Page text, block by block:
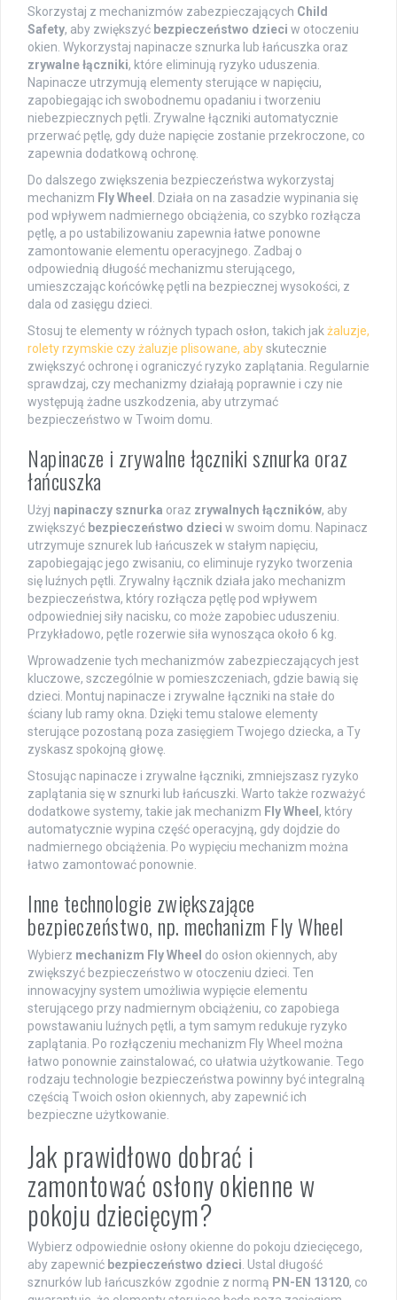
Skorzystaj z mechanizmów zabezpieczających Child
Safety, aby zwiększyć bezpieczeństwo dzieci w otoczeniu
okien. Wykorzystaj napinacze sznurka lub łańcuszka oraz
zrywalne łączniki, które eliminują ryzyko uduszenia.
Napinacze utrzymują elementy sterujące w napięciu,
zapobiegając ich swobodnemu opadaniu i tworzeniu
niebezpiecznych pętli. Zrywalne łączniki automatycznie
przerwać pętlę, gdy duże napięcie zostanie przekroczone, co
zapewnia dodatkową ochronę.
Do dalszego zwiększenia bezpieczeństwa wykorzystaj
mechanizm Fly Wheel
. Działa on na zasadzie wypinania się
pod wpływem nadmiernego obciążenia, co szybko rozłącza
pętlę, a po ustabilizowaniu zapewnia łatwe ponowne
zamontowanie elementu operacyjnego. Zadbaj o
odpowiednią długość mechanizmu sterującego,
umieszczając końcówkę pętli na bezpiecznej wysokości, z
dala od zasięgu dzieci.
Stosuj te elementy w różnych typach osłon, takich jak żaluzje,
rolety rzymskie czy żaluzje plisowane, abyskutecznie
zwiększyć ochronę i ograniczyć ryzyko zaplątania. Regularnie
sprawdzaj, czy mechanizmy działają poprawnie i czy nie
występują żadne uszkodzenia, aby utrzymać
bezpieczeństwo w Twoim domu.
Napinacze i zrywalne łączniki sznurka oraz
łańcuszka
Użyj napinaczy sznurka oraz zrywalnych łączników, aby
zwiększyć bezpieczeństwo dzieci w swoim domu. Napinacz
utrzymuje sznurek lub łańcuszek w stałym napięciu,
zapobiegając jego zwisaniu, co eliminuje ryzyko tworzenia
się luźnych pętli. Zrywalny łącznik działa jako mechanizm
bezpieczeństwa, który rozłącza pętlę pod wpływem
odpowiedniej siły nacisku, co może zapobiec uduszeniu.
Przykładowo, pętle rozerwie siła wynosząca około 6 kg.
Wprowadzenie tych mechanizmów zabezpieczających jest
kluczowe, szczególnie w pomieszczeniach, gdzie bawią się
dzieci. Montuj napinacze i zrywalne łączniki na stałe do
ściany lub ramy okna. Dzięki temu stalowe elementy
sterujące pozostaną poza zasięgiem Twojego dziecka, a Ty
zyskasz spokojną głowę.
Stosując napinacze i zrywalne łączniki, zmniejszasz ryzyko
zaplątania się w sznurki lub łańcuszki. Warto także rozważyć
dodatkowe systemy, takie jak mechanizm Fly Wheel , który
automatycznie wypina część operacyjną, gdy dojdzie do
nadmiernego obciążenia. Po wypięciu mechanizm można
łatwo zamontować ponownie.
Inne technologie zwiększające
bezpieczeństwo, np. mechanizm Fly Wheel
Wybierz mechanizm Fly Wheel do osłon okiennych, aby
zwiększyć bezpieczeństwo w otoczeniu dzieci. Ten
innowacyjny system umożliwia wypięcie elementu
sterującego przy nadmiernym obciążeniu, co zapobiega
powstawaniu luźnych pętli, a tym samym redukuje ryzyko
zaplątania. Po rozłączeniu mechanizm Fly Wheel można
łatwo ponownie zainstalować, co ułatwia użytkowanie. Tego
rodzaju technologie bezpieczeństwa powinny być integralną
częścią Twoich osłon okiennych, aby zapewnić ich
bezpieczne użytkowanie.
Jak prawidłowo dobrać i
zamontować osłony okienne w
pokoju dziecięcym?
Wybierz odpowiednie osłony okienne do pokoju dziecięcego,
aby zapewnić bezpieczeństwo dzieci . Ustal długość
sznurków lub łańcuszków zgodnie z normą PN-EN 13120, co